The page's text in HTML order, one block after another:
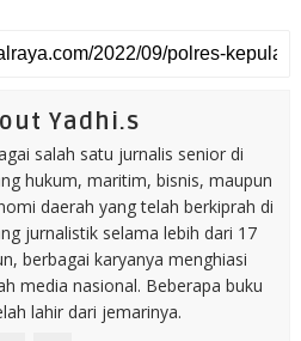
Yadhi.s
salah satu jurnalis senior di
hukum, maritim, bisnis, maupun
daerah yang telah berkiprah di
jurnalistik selama lebih dari 17
berbagai karyanya menghiasi
media nasional. Beberapa buku
lahir dari jemarinya.